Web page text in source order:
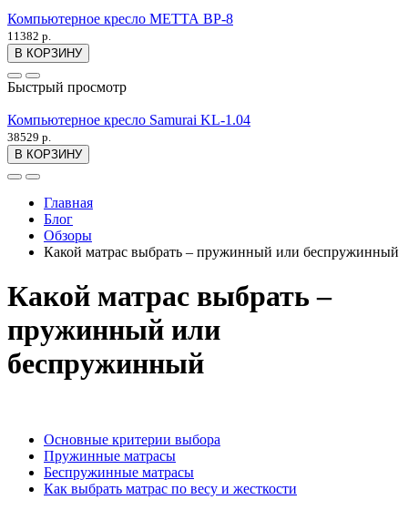
Компьютерное кресло МЕТТА BP-8
11382 р.
В КОРЗИНУ
Быстрый просмотр
Компьютерное кресло Samurai KL-1.04
38529 р.
В КОРЗИНУ
Главная
Блог
Обзоры
Какой матрас выбрать – пружинный или беспружинный
Какой матрас выбрать –
пружинный или
беспружинный
Основные критерии выбора
Пружинные матрасы
Беспружинные матрасы
Как выбрать матрас по весу и жесткости